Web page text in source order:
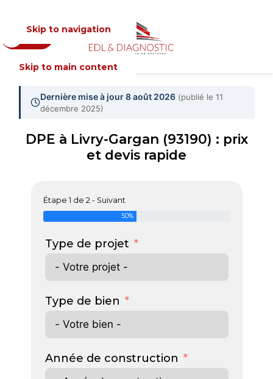
Skip to navigation
Skip to main content
MENU
Dernière mise à jour 8 août 2026 (publié le 11
décembre 2025)
DPE à Livry-Gargan (93190) : prix
et devis rapide
Étape 1 de 2 - Suivant
50%
Type de projet
Type de bien
Année de construction